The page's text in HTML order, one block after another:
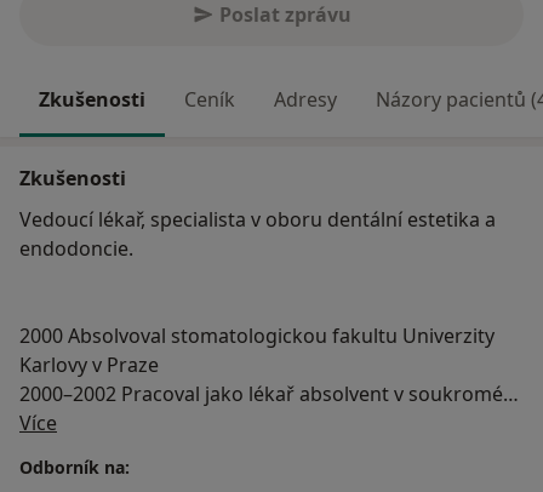
Poslat zprávu
Zkušenosti Ceník Adresy Názory pacientů
Zkušenosti
Vedoucí lékař, specialista v oboru dentální estetika a
endodoncie.
2000 Absolvoval stomatologickou fakultu Univerzity
Karlovy v Praze
2000–2002 Pracoval jako lékař absolvent v soukromé
stomatologické ordinace v Praze
2002 Získal licenci ČSK pro praktické zubní lékařství
2002–2003 Pracoval jako praktický zubní lékař v
Více
Odborník na: